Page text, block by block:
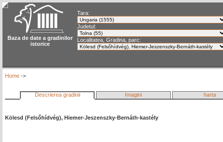
Baza de date a gradinilor
istorice
Tara:
Judetul:
Localitatea, Gradina, parc:
Home ->
Descrierea gradinii Imagini harta
Kölesd (Felsőhídvég), Hiemer-Jeszenszky-Bernáth-kastély